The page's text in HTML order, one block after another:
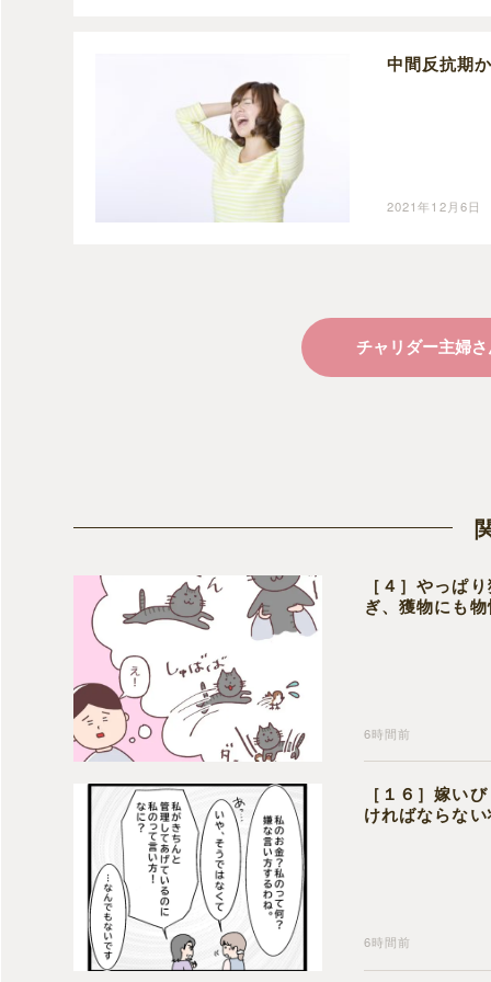
中間反抗期
2021年12月6日
チャリダー主婦
［４］やっぱ
ぎ、獲物にも
6時間前
［１６］嫁い
ければならな
6時間前